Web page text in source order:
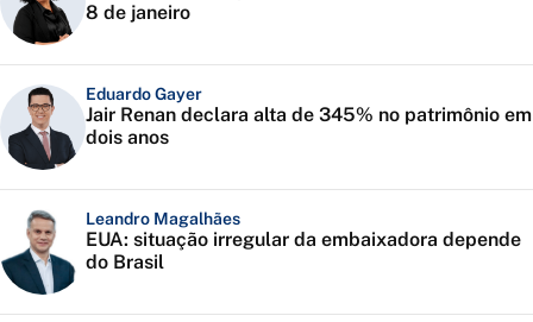
8 de janeiro
Eduardo Gayer
Jair Renan declara alta de 345% no patrimônio em
dois anos
Leandro Magalhães
EUA: situação irregular da embaixadora depende
do Brasil